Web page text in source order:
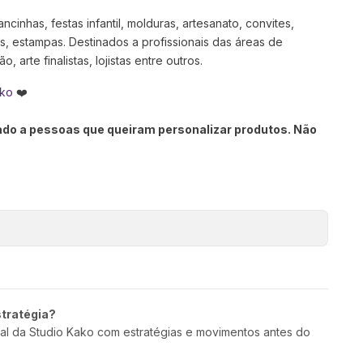
festas infantil, molduras, artesanato, convites,
estampas. Destinados a profissionais das áreas de
arte finalistas, lojistas entre outros.
❤️
a pessoas que queiram personalizar produtos. Não
da Studio Kako com estratégias e movimentos antes do